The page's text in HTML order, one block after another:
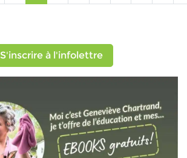
S'inscrire à l'infolettre